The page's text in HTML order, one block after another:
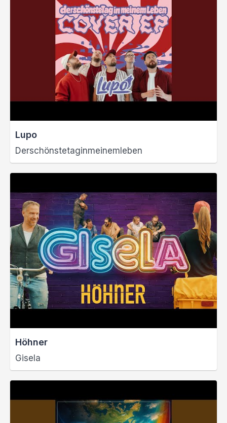
Lupo
Derschönstetaginmeinemleben
Höhner
Gisela